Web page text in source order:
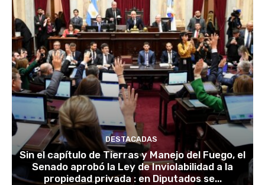
DESTACADAS
Sin el capítulo de Tierras y Manejo del Fuego, el
Senado aprobó la Ley de Inviolabilidad a la
propiedad privada : en Diputados se...